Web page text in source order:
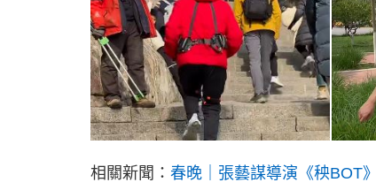
相關新聞： 春晚｜張藝謀導演《秧BOT